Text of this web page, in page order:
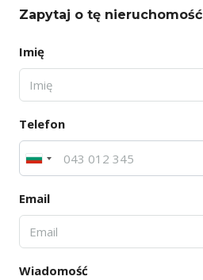
Zapytaj o tę nieruchomość
Imię
Telefon
Email
Wiadomość